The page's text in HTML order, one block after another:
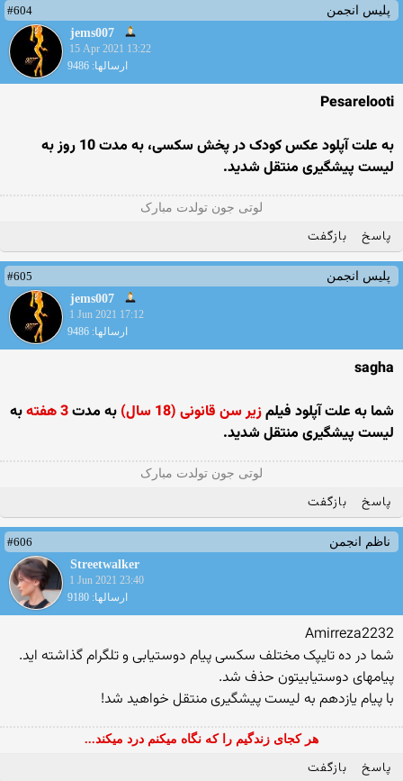
پلیس انجمن
#604
jems007
15 Apr 2021 13:22
ارسالها: 9486
Pesarelooti
به علت آپلود عکس کودک در پخش سکسی، به مدت 10 روز به
لیست پیشگیری منتقل شدید.
لوتی جون تولدت مبارک
پاسخ بازگفت
پلیس انجمن
#605
jems007
1 Jun 2021 17:12
ارسالها: 9486
sagha
شما به علت آپلود فیلمزیر سن قانونی (18 سال) به مدت3 هفته
به
لیست پیشگیری منتقل شدید.
لوتی جون تولدت مبارک
پاسخ بازگفت
ناظم انجمن
#606
Streetwalker
1 Jun 2021 23:40
ارسالها: 9180
Amirreza2232
شما در ده تایپک مختلف سکسی پیام دوستیابی و تلگرام گذاشته اید.
پیامهای دوستیابیتون حذف شد.
با پیام یازدهم به لیست پیشگیری منتقل خواهید شد!
هر کجای زندگیم را که نگاه میکنم درد میکند...
پاسخ بازگفت